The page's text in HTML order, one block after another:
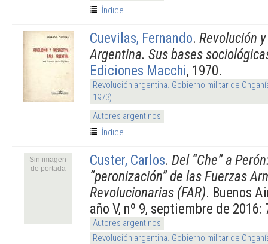
Índice
Cuevilas, Fernando. Revolución
Argentina. Sus bases
Ediciones Macchi, 1970.
Revolución argentina. Gobierno militar de
1973)
Autores argentinos
Índice
Sin imagen
de portada
Custer, Carlos. Del “Che” a
“peronización” de las Fuerzas
Revolucionarias (FAR). Buenos
año V, nº 9, septiembre de 2016:
Autores argentinos
Revolución argentina. Gobierno militar de